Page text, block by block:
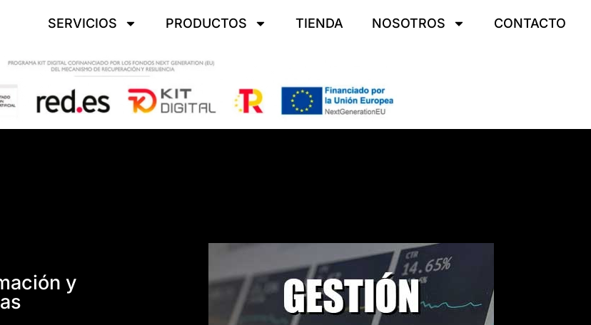
SERVICIOS PRODUCTOS TIENDA NOSOTROS CONTACTO
y